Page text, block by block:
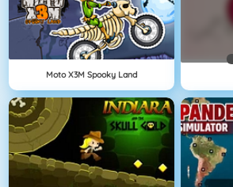
Moto X3M Spooky Land